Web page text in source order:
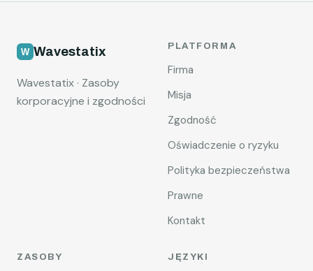
Wavestatix
Wavestatix · Zasoby
korporacyjne i zgodności
PLATFORMA
Firma
Misja
Zgodność
Oświadczenie o ryzyku
Polityka bezpieczeństwa
Prawne
Kontakt
ZASOBY JĘZYKI